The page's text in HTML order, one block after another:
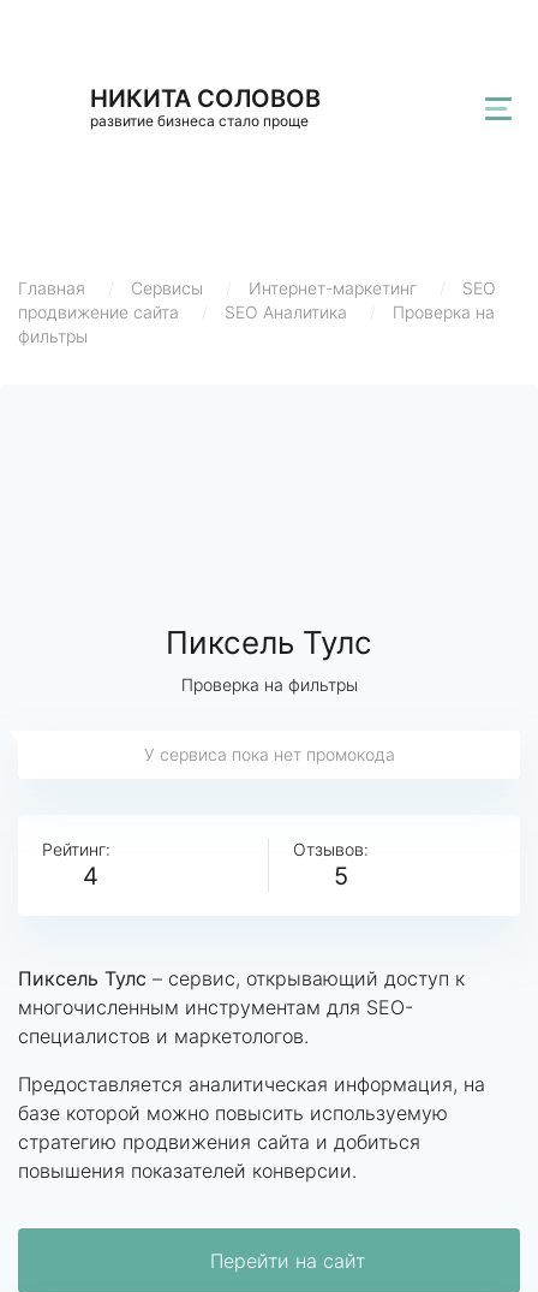
НИКИТА СОЛОВОВ
развитие бизнеса стало проще
Главная Сервисы Интернет-маркетинг
SEO
продвижение сайта
SEO Аналитика
Проверка на
фильтры
Пиксель Тулс
Проверка на фильтры
У сервиса пока нет промокода
Рейтинг:
4
Отзывов:
5
Пиксель Тулс – сервис, открывающий доступ к
многочисленным инструментам для SEO-
специалистов и маркетологов.
Предоставляется аналитическая информация, на
базе которой можно повысить используемую
стратегию продвижения сайта и добиться
повышения показателей конверсии.
Перейти на сайт